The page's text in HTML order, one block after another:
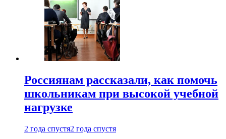
Россиянам рассказали, как помочь
школьникам при высокой учебной
нагрузке
2 года спустя2 года спустя